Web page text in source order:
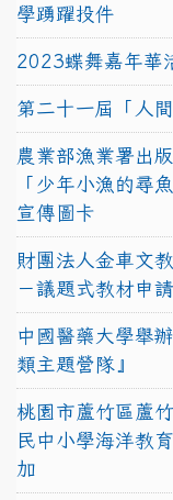
學踴躍投件
2023蝶舞嘉年華
第二十一屆「人
農業部漁業署出
「少年小漁的尋
宣傳圖卡
財團法人金車文
－議題式教材申
中國醫藥大學舉
類主題營隊』
桃園市蘆竹區蘆
民中小學海洋教
加